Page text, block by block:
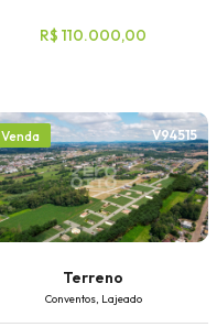
R$ 110.000,00
Venda V94515
Terreno
Conventos, Lajeado